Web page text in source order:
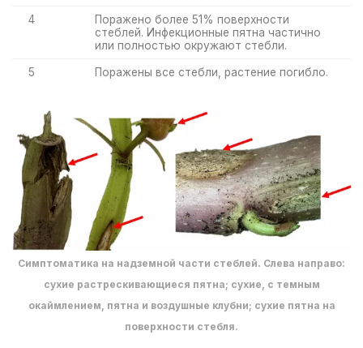
4
Поражено более 51% поверхности
стеблей. Инфекционные пятна частично
или полностью окружают стебли.
5 Поражены все стебли, растение погибло.
Симптоматика на надземной части стеблей. Слева направо:
сухие растрескивающиеся пятна; сухие, с темным
окаймлением, пятна и воздушные клубни; сухие пятна на
поверхности стебля.